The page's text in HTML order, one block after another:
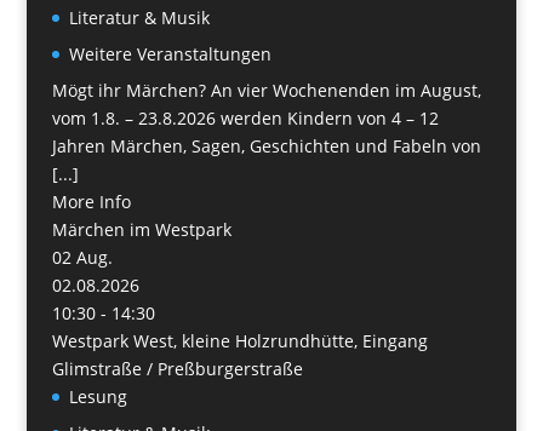
Literatur & Musik
Weitere Veranstaltungen
Mögt ihr Märchen? An vier Wochenenden im August,
vom 1.8. – 23.8.2026 werden Kindern von 4 – 12
Jahren Märchen, Sagen, Geschichten und Fabeln von
[...]
More Info
Märchen im Westpark
02 Aug.
02.08.2026
10:30 - 14:30
Westpark West, kleine Holzrundhütte, Eingang
Glimstraße / Preßburgerstraße
Lesung